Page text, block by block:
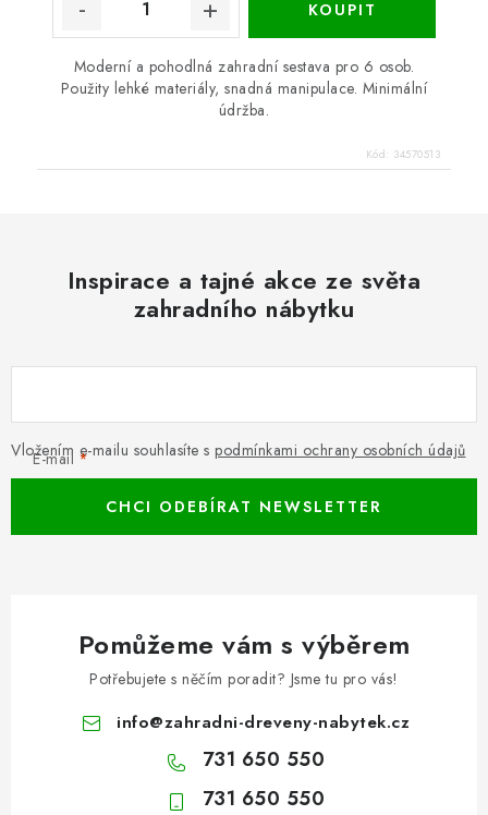
Moderní a pohodlná zahradní sestava pro 6 osob.
Použity lehké materiály, snadná manipulace. Minimální
údržba.
Kód: 34570513
Inspirace a tajné akce ze světa
zahradního nábytku
E-mail
Vložením e-mailu souhlasíte s podmínkami ochrany osobních údajů
CHCI ODEBÍRAT NEWSLETTER
Pomůžeme vám s výběrem
Potřebujete s něčím poradit? Jsme tu pro vás!
info@zahradni-dreveny-nabytek.cz
731 650 550
731 650 550